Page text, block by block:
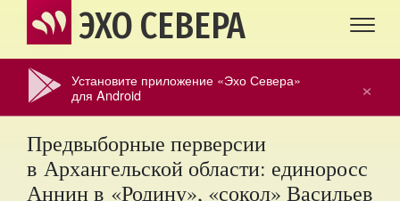
ЭХО СЕВЕРА
×
Установите приложение «Эхо Севера»
для Android
Предвыборные перверсии
в Архангельской области: единоросс
Аннин в «Родину», «сокол» Васильев